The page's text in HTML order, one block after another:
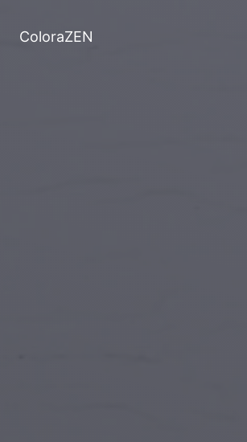
ColoraZEN